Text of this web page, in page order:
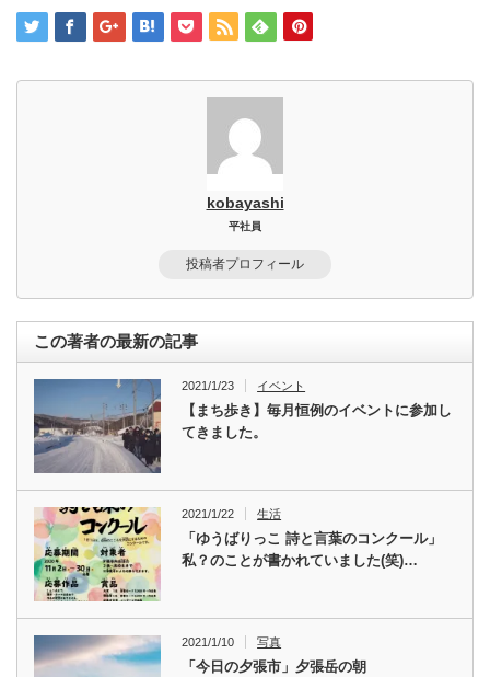
kobayashi
平社員
投稿者プロフィール
この著者の最新の記事
2021/1/23 イベント
【まち歩き】毎月恒例のイベントに参加し
てきました。
2021/1/22 生活
「ゆうばりっこ 詩と言葉のコンクール」
私？のことが書かれていました(笑)…
2021/1/10 写真
「今日の夕張市」夕張岳の朝